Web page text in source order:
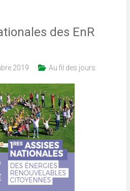
des EnR
2019 Au fil des jours